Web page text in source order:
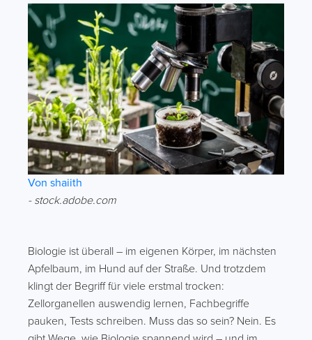
Von shaiith
- stock.adobe.com
Biologie ist überall – im eigenen Körper, im nächsten
Apfelbaum, im Hund auf der Straße. Und trotzdem
klingt der Begriff für viele erstmal trocken:
Zellorganellen auswendig lernen, Fachbegriffe
pauken, Tests schreiben. Muss das so sein? Nein. Es